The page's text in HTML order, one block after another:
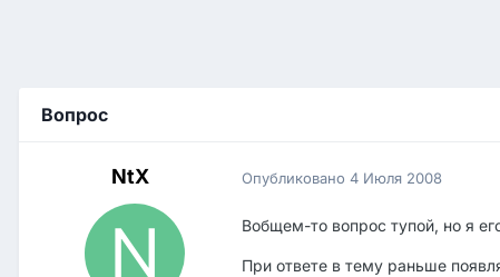
Вопрос
NtX Опубликовано 4 Июля 2008
Вобщем-то вопрос тупой, но я
При ответе в тему раньше